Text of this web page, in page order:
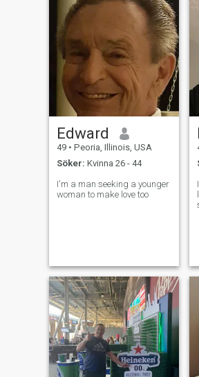
Edward
49 • Peoria, Illinois, USA
Söker: Kvinna 26 - 44
I'm a man seeking a younger
woman to make love too